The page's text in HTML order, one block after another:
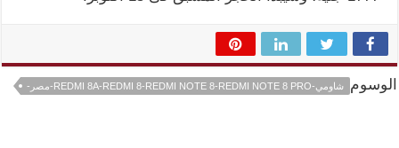
الوسوم شاومي-REDMI 8A-REDMI 8-REDMI NOTE 8-REDMI NOTE 8 PRO-مصر-